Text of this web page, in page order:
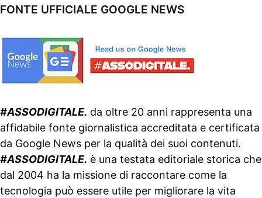
FONTE UFFICIALE GOOGLE NEWS
#ASSODIGITALE. da oltre 20 anni rappresenta una
affidabile fonte giornalistica accreditata e certificata
da Google News per la qualità dei suoi contenuti.
#ASSODIGITALE. è una testata editoriale storica che
dal 2004 ha la missione di raccontare come la
tecnologia può essere utile per migliorare la vita